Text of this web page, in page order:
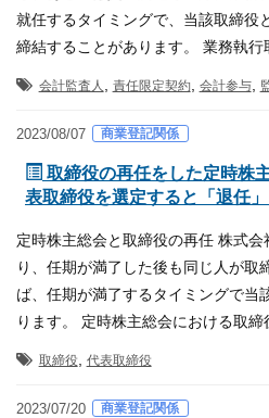
就任するタイミングで、当該取締役
締結することがあります。 業務執
会計監査人 責任限定契約, 会計参与,
2023/08/07 商業登記関係
取締役の再任をした定時株
表取締役を選定すると「退任」
定時株主総会と取締役の再任 株式
り、任期が満了した後も同じ人が取
ば、任期が満了するタイミングで当
ります。 定時株主総会における取
取締役, 代表取締役
2023/07/20 商業登記関係